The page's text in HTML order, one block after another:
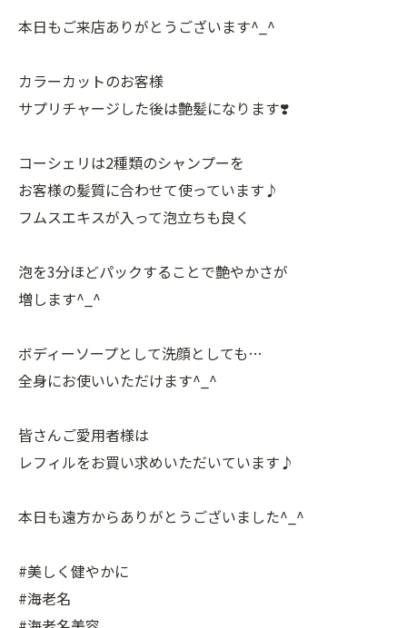
本日もご来店ありがとうございます^_^
カラーカットのお客様
サプリチャージした後は艶髪になります❣️
コーシェリは2種類のシャンプーを
お客様の髪質に合わせて使っています♪
フムスエキスが入って泡立ちも良く
泡を3分ほどパックすることで艶やかさが
増します^_^
ボディーソープとして洗顔としても…
全身にお使いいただけます^_^
皆さんご愛用者様は
レフィルをお買い求めいただいています♪
本日も遠方からありがとうございました^_^
#美しく健やかに
#海老名